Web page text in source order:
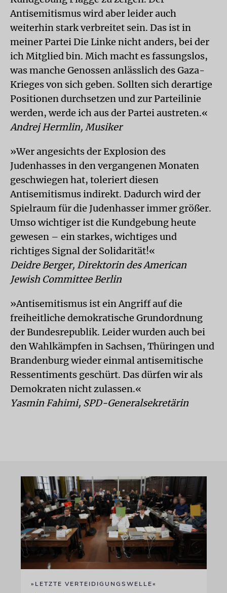
Antisemitismus wird aber leider auch
weiterhin stark verbreitet sein. Das ist in
meiner Partei Die Linke nicht anders, bei der
ich Mitglied bin. Mich macht es fassungslos,
was manche Genossen anlässlich des Gaza-
Krieges von sich geben. Sollten sich derartige
Positionen durchsetzen und zur Parteilinie
werden, werde ich aus der Partei austreten.«
Andrej Hermlin, Musiker
»Wer angesichts der Explosion des
Judenhasses in den vergangenen Monaten
geschwiegen hat, toleriert diesen
Antisemitismus indirekt. Dadurch wird der
Spielraum für die Judenhasser immer größer.
Umso wichtiger ist die Kundgebung heute
gewesen – ein starkes, wichtiges und
richtiges Signal der Solidarität!«
Deidre Berger, Direktorin des American
Jewish Committee Berlin
»Antisemitismus ist ein Angriff auf die
freiheitliche demokratische Grundordnung
der Bundesrepublik. Leider wurden auch bei
den Wahlkämpfen in Sachsen, Thüringen und
Brandenburg wieder einmal antisemitische
Ressentiments geschürt. Das dürfen wir als
Demokraten nicht zulassen.«
Yasmin Fahimi, SPD-Generalsekretärin
»LETZTE VERTEIDIGUNGSWELLE«